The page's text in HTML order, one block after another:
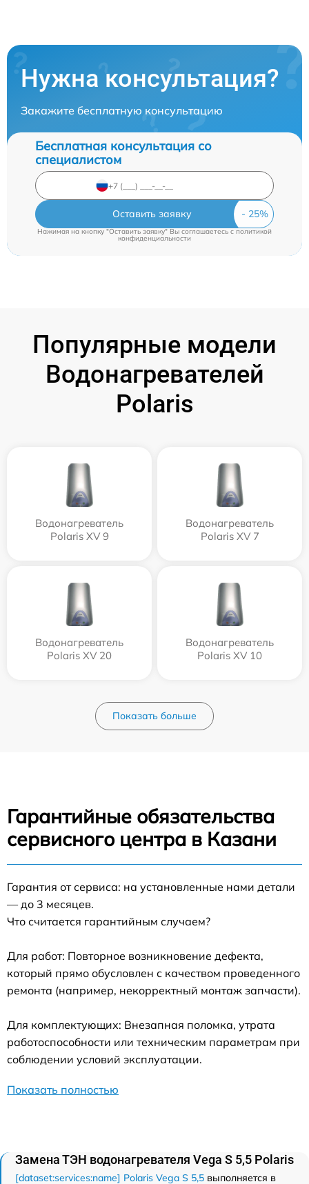
Нужна консультация?
Закажите бесплатную консультацию
Бесплатная консультация со
специалистом
Оставить заявку
Нажимая на кнопку "Оставить заявку" Вы соглашаетесь cполитикой
конфиденциальности
Популярные модели
Водонагревателей
Polaris
Водонагреватель
Polaris XV 9
Водонагреватель
Polaris XV 7
Водонагреватель
Polaris XV 20
Водонагреватель
Polaris XV 10
Показать больше
Гарантийные обязательства
сервисного центра в Казани
Гарантия от сервиса: на установленные нами детали
— до 3 месяцев.
Что считается гарантийным случаем?
Для работ: Повторное возникновение дефекта,
который прямо обусловлен с качеством проведенного
ремонта (например, некорректный монтаж запчасти).
Для комплектующих: Внезапная поломка, утрата
работоспособности или техническим параметрам при
соблюдении условий эксплуатации.
Показать полностью
Замена ТЭН водонагревателя Vega S 5,5 Polaris
[dataset:services:name] Polaris Vega S 5,5 выполняется в